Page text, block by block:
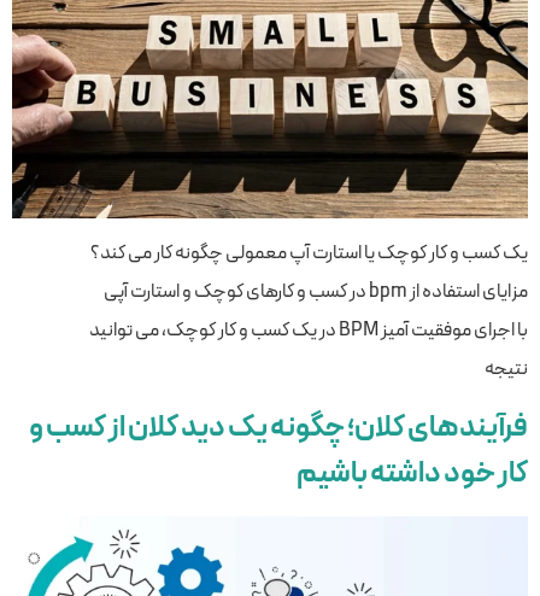
یک کسب و کار کوچک یا استارت آپ معمولی چگونه کار می کند؟
مزایای استفاده از bpm در کسب و کارهای کوچک و استارت آپی
با اجرای موفقیت آمیز BPM در یک کسب و کار کوچک، می توانید
نتیجه
فرآیندهای کلان؛ چگونه یک دید کلان از کسب و
کار خود داشته باشیم